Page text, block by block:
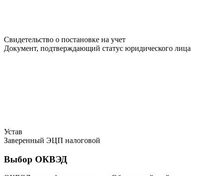
Свидетельство о постановке на учет
Документ, подтверждающий статус юридического лица
Устав
Заверенный ЭЦП налоговой
Выбор ОКВЭД